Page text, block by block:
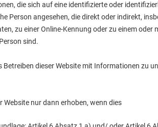
die sich auf eine identifizierte oder
Person angesehen, die direkt oder indirekt,
zu einer Online-Kennung oder zu einem
sind.
Betreiben dieser Website mit Informationen zu
Website nur dann erhoben, wenn dies